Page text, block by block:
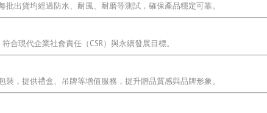
出貨均經過防水、耐風、耐磨等測試，確保產品穩定可靠。
合現代企業社會責任（CSR）與永續發展目標。
，提供禮盒、吊牌等增值服務，提升贈品質感與品牌形象。